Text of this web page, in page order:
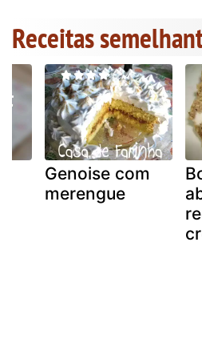
Receitas
Genoise com
merengue